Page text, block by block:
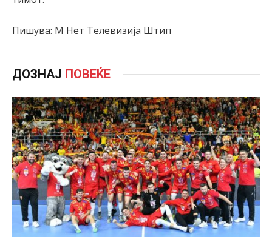
Пишува: М Нет Телевизија Штип
ДОЗНАЈ ПОВЕЌЕ